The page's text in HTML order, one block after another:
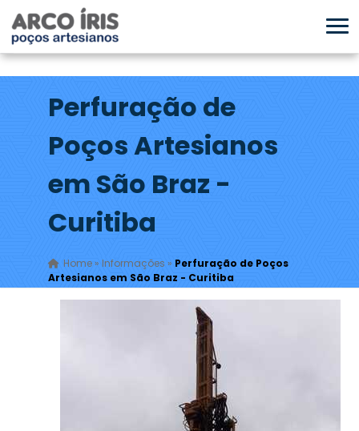
Perfuração de
Poços Artesianos
em São Braz -
Curitiba
Home» Informações » Perfuração de Poços
Artesianos em São Braz - Curitiba